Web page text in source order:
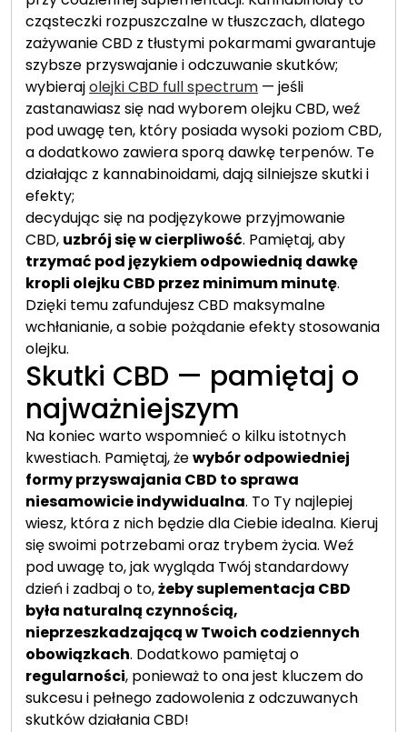
cząsteczki rozpuszczalne w tłuszczach, dlatego
zażywanie CBD z tłustymi pokarmami gwarantuje
szybsze przyswajanie i odczuwanie skutków;
wybierajolejki CBD full spectrum — jeśli
zastanawiasz się nad wyborem olejku CBD, weź
pod uwagę ten, który posiada wysoki poziom CBD,
a dodatkowo zawiera sporą dawkę terpenów. Te
działając z kannabinoidami, dają silniejsze skutki i
efekty;
decydując się na podjęzykowe przyjmowanie
CBD, uzbrój się w cierpliwość. Pamiętaj, aby
trzymać pod językiem odpowiednią dawkę
kropli olejku CBD przez minimum minutę.
Dzięki temu zafundujesz CBD maksymalne
wchłanianie, a sobie pożądanie efekty stosowania
olejku.
Skutki CBD — pamiętaj o
najważniejszym
Na koniec warto wspomnieć o kilku istotnych
kwestiach. Pamiętaj, żewybór odpowiedniej
formy przyswajania CBD to sprawa
niesamowicie indywidualna. To Ty najlepiej
wiesz, która z nich będzie dla Ciebie idealna. Kieruj
się swoimi potrzebami oraz trybem życia. Weź
pod uwagę to, jak wygląda Twój standardowy
dzień i zadbaj o to,żeby suplementacja CBD
była naturalną czynnością,
nieprzeszkadzającą w Twoich codziennych
obowiązkach. Dodatkowo pamiętaj o
regularności, ponieważ to ona jest kluczem do
sukcesu i pełnego zadowolenia z odczuwanych
skutków działania CBD!